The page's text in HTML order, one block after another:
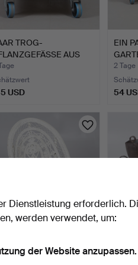
TROG-
AUS
USD
EIN
E
2 Tage
54
Dienstleistung erforderlich.
werden verwendet, um:
der Website anzupassen.